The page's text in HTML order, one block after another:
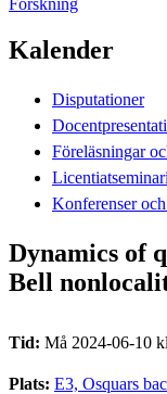
Forskning
Kalender
Disputationer
Föreläsningar
Konferenser
Dynamics of
Bell
Tid: Må 2024-06-10
Plats: E3, Osquars